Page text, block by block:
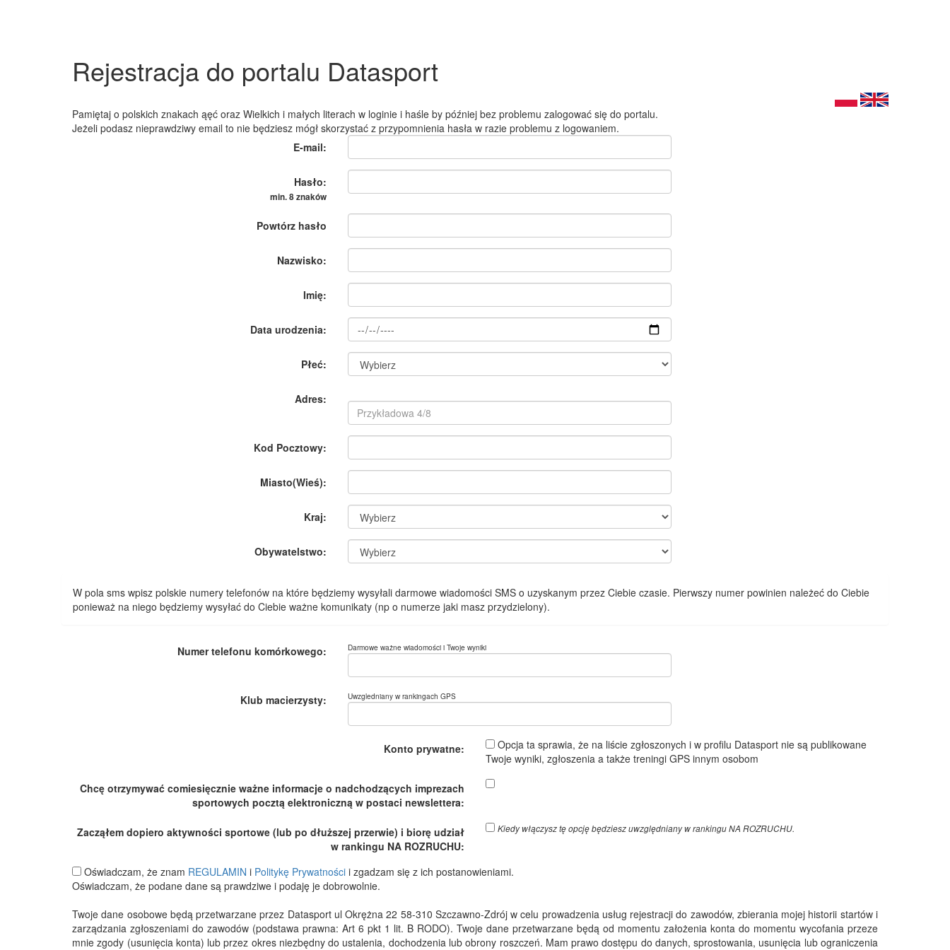
Rejestracja do portalu Datasport
Pamiętaj o polskich znakach ąęć oraz Wielkich i małych literach w loginie i haśle by później bez problemu zalogować się do portalu.
Jeżeli podasz nieprawdziwy email to nie będziesz mógł skorzystać z przypomnienia hasła w razie problemu z logowaniem.
E-mail:
Hasło:
min. 8 znaków
Powtórz hasło
Nazwisko:
Imię:
Data urodzenia:
Płeć:
Adres:
Kod Pocztowy:
Miasto(Wieś):
Kraj:
Obywatelstwo:
W pola sms wpisz polskie numery telefonów na które będziemy wysyłali darmowe wiadomości SMS o uzyskanym przez Ciebie czasie. Pierwszy numer powinien należeć do Ciebie
ponieważ na niego będziemy wysyłać do Ciebie ważne komunikaty (np o numerze jaki masz przydzielony).
Numer telefonu komórkowego: Darmowe ważne wiadomości i Twoje wyniki
Klub macierzysty: Uwzgledniany w rankingach GPS
Konto prywatne:
Opcja ta sprawia, że na liście zgłoszonych i w profilu Datasport nie są publikowane
Twoje wyniki, zgłoszenia a także treningi GPS innym osobom
Chcę otrzymywać comiesięcznie ważne informacje o nadchodzących imprezach
sportowych pocztą elektroniczną w postaci newslettera:
Zacząłem dopiero aktywności sportowe (lub po dłuższej przerwie) i biorę udział
w rankingu NA ROZRUCHU:
Kiedy włączysz tę opcję będziesz uwzględniany w rankingu NA ROZRUCHU.
Oświadczam, że znam REGULAMIN i Politykę Prywatności i zgadzam się z ich postanowieniami.
Oświadczam, że podane dane są prawdziwe i podaję je dobrowolnie.
Twoje dane osobowe będą przetwarzane przez Datasport ul Okrężna 22 58-310 Szczawno-Zdrój w celu prowadzenia usług rejestracji do zawodów, zbierania mojej historii startów i
zarządzania zgłoszeniami do zawodów (podstawa prawna: Art 6 pkt 1 lit. B RODO). Twoje dane przetwarzane będą od momentu założenia konta do momentu wycofania przeze
mnie zgody (usunięcia konta) lub przez okres niezbędny do ustalenia, dochodzenia lub obrony roszczeń. Mam prawo dostępu do danych, sprostowania, usunięcia lub ograniczenia